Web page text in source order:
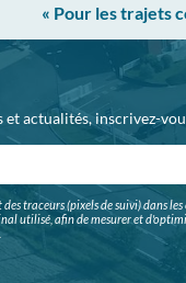
« Pour les trajets
actualités, inscrivez-
traceurs (pixels de suivi) dans les
utilisé, afin de mesurer et